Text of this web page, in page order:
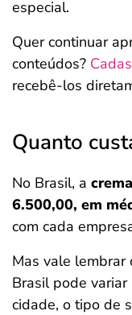
especial.
Quer continuar
conteúdos?
recebê-los
Quanto
No Brasil, a
6.500,00, em
com cada
Mas vale lembrar
Brasil pode
cidade, o tipo de